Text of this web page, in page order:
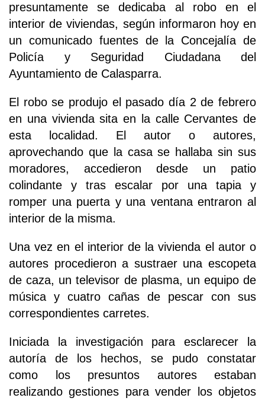
presuntamente se dedicaba al robo en el
interior de viviendas, según informaron hoy en
un comunicado fuentes de la Concejalía de
Policía y Seguridad Ciudadana del
Ayuntamiento de Calasparra.
El robo se produjo el pasado día 2 de febrero
en una vivienda sita en la calle Cervantes de
esta localidad. El autor o autores,
aprovechando que la casa se hallaba sin sus
moradores, accedieron desde un patio
colindante y tras escalar por una tapia y
romper una puerta y una ventana entraron al
interior de la misma.
Una vez en el interior de la vivienda el autor o
autores procedieron a sustraer una escopeta
de caza, un televisor de plasma, un equipo de
música y cuatro cañas de pescar con sus
correspondientes carretes.
Iniciada la investigación para esclarecer la
autoría de los hechos, se pudo constatar
como los presuntos autores estaban
realizando gestiones para vender los objetos